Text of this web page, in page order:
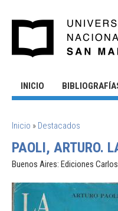
INICIO
SE ENCUENTRA USTED AQUÍ
Inicio » Destacados
PAOLI, ARTURO.
Buenos Aires: Ediciones Carlos